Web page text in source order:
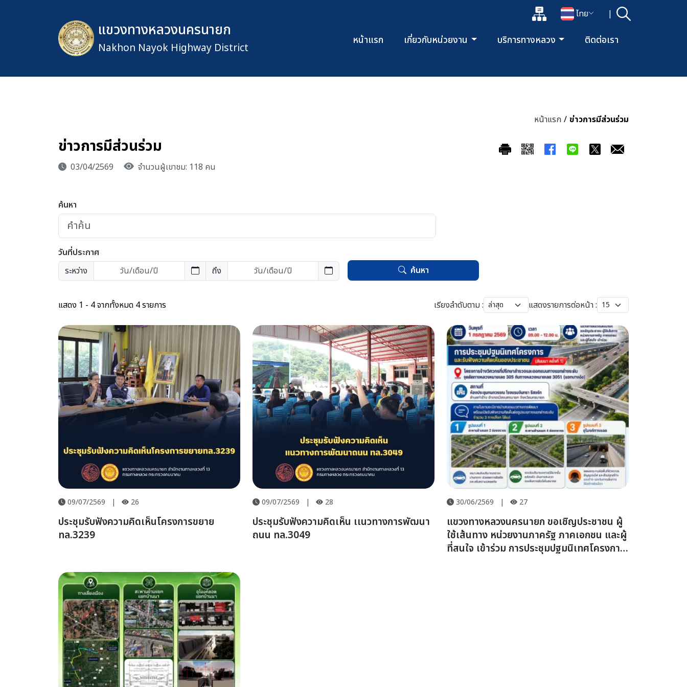
แผนผังเว็บไซต์
เปลี่ยนภาษา
ไทย | ค้นหา
เปิดกล่องค้นหาข้อมูลหลักของเว็บไซต์
แขวงทางหลวงนครนายก
Nakhon Nayok Highway District
หน้าแรก เกี่ยวกับหน่วยงาน บริการทางหลวง ติดต่อเรา
หน้าแรก / ข่าวการมีส่วนร่วม
ข่าวการมีส่วนร่วม
03/04/2569 จำนวนผู้เขาชม: 118 คน
ค้นหา
วันที่ประกาศ
ระหว่าง
ถึง ค้นหา
แสดง 1 - 4 จากทั้งหมด 4 รายการ เรียงลำดับตาม : แสดงรายการต่อหน้า :
09/07/2569 | 26
ประชุมรับฟังความคิดเห็นโครงการขยาย
ทล.3239
09/07/2569 | 28
ประชุมรับฟังความคิดเห็น เเนวทางการพัฒนา
ถนน ทล.3049
30/06/2569 | 27
แขวงทางหลวงนครนายก ขอเชิญประชาชน ผู้
ใช้เส้นทาง หน่วยงานภาครัฐ ภาคเอกชน และผู้
ที่สนใจ เข้าร่วม การประชุมปฐมนิเทศโครงการ